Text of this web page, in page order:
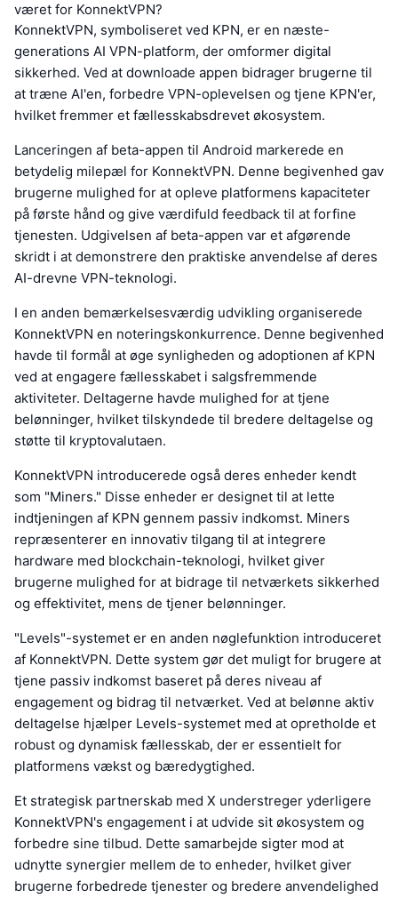
været for KonnektVPN?
KonnektVPN, symboliseret ved KPN, er en næste-
generations AI VPN-platform, der omformer digital
sikkerhed. Ved at downloade appen bidrager brugerne til
at træne AI'en, forbedre VPN-oplevelsen og tjene KPN'er,
hvilket fremmer et fællesskabsdrevet økosystem.
Lanceringen af beta-appen til Android markerede en
betydelig milepæl for KonnektVPN. Denne begivenhed gav
brugerne mulighed for at opleve platformens kapaciteter
på første hånd og give værdifuld feedback til at forfine
tjenesten. Udgivelsen af beta-appen var et afgørende
skridt i at demonstrere den praktiske anvendelse af deres
AI-drevne VPN-teknologi.
I en anden bemærkelsesværdig udvikling organiserede
KonnektVPN en noteringskonkurrence. Denne begivenhed
havde til formål at øge synligheden og adoptionen af KPN
ved at engagere fællesskabet i salgsfremmende
aktiviteter. Deltagerne havde mulighed for at tjene
belønninger, hvilket tilskyndede til bredere deltagelse og
støtte til kryptovalutaen.
KonnektVPN introducerede også deres enheder kendt
som "Miners." Disse enheder er designet til at lette
indtjeningen af KPN gennem passiv indkomst. Miners
repræsenterer en innovativ tilgang til at integrere
hardware med blockchain-teknologi, hvilket giver
brugerne mulighed for at bidrage til netværkets sikkerhed
og effektivitet, mens de tjener belønninger.
"Levels"-systemet er en anden nøglefunktion introduceret
af KonnektVPN. Dette system gør det muligt for brugere at
tjene passiv indkomst baseret på deres niveau af
engagement og bidrag til netværket. Ved at belønne aktiv
deltagelse hjælper Levels-systemet med at opretholde et
robust og dynamisk fællesskab, der er essentielt for
platformens vækst og bæredygtighed.
Et strategisk partnerskab med X understreger yderligere
KonnektVPN's engagement i at udvide sit økosystem og
forbedre sine tilbud. Dette samarbejde sigter mod at
udnytte synergier mellem de to enheder, hvilket giver
brugerne forbedrede tjenester og bredere anvendelighed